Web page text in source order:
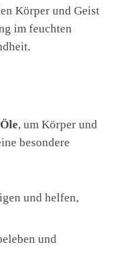
Körper und Geist
im feuchten
, um Körper und
besondere
und helfen,
und